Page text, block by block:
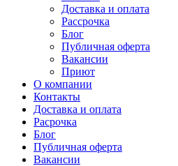
Доставка и оплата
Рассрочка
Блог
Публичная оферта
Вакансии
Приют
О компании
Контакты
Доставка и оплата
Расрочка
Блог
Публичная оферта
Вакансии